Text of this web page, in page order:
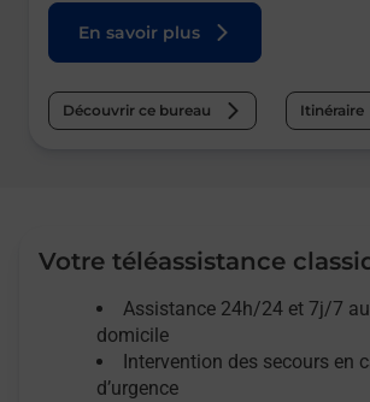
En savoir plus
Découvrir ce bureau Itinéraire
Votre téléassistance
Assistance 24h/24 et 7j/7
domicile
Intervention des secours en
d’urgence